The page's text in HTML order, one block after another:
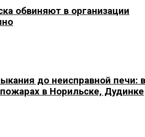
обвиняют в организации
до неисправной печи: в
в Норильске, Дудинке